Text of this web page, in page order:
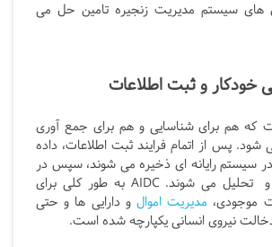
سیستم مدیریت زنجیره تامین حل می
خودکار و ثبت اطلاعات
که هم برای شناسایی و هم برای جمع آوری
شود. پس از اتمام فرایند ثبت اطلاعات، داده
سیستم رایانه ای ذخیره می شوند، سپس در
و تحلیل می شوند.AIDC به طور کلی برای
موجودی، مدیریت اموال و دارایی ها و حتی
دخالت نیروی انسانی یکپارچه شده است.